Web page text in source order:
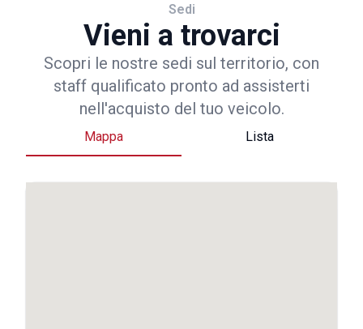
Sedi
Vieni a trovarci
Scopri le nostre sedi sul territorio, con
staff qualificato pronto ad assisterti
nell'acquisto del tuo veicolo.
Mappa Lista